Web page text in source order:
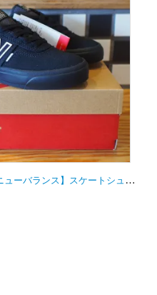
NB numeric【ニューバランス】スケートシューズ Y306BSD キッズ